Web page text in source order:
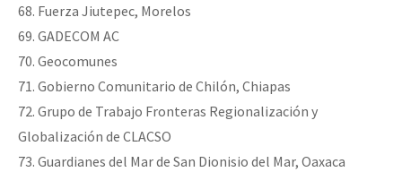
68. Fuerza Jiutepec, Morelos
69. GADECOM AC
70. Geocomunes
71. Gobierno Comunitario de Chilón, Chiapas
72. Grupo de Trabajo Fronteras Regionalización y
Globalización de CLACSO
73. Guardianes del Mar de San Dionisio del Mar, Oaxaca